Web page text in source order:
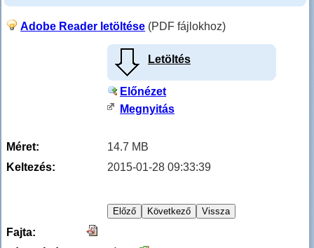
Adobe Reader letöltése (PDF fájlokhoz)
Letöltés
Előnézet
Megnyitás
Méret:
14.7 MB
Keltezés:
2015-01-28 09:33:39
Fajta: